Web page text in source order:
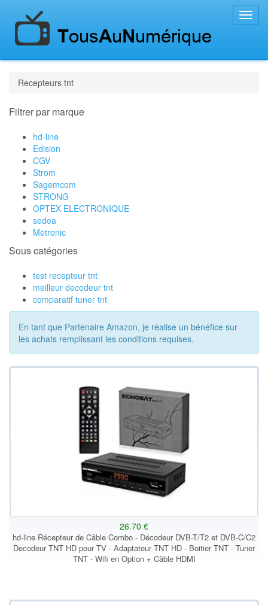
Recepteurs tnt
Filtrer par marque
hd-line
Edision
CGV
Strom
Sagemcom
STRONG
OPTEX ELECTRONIQUE
sedea
Metronic
Sous catégories
test recepteur tnt
meilleur decodeur tnt
comparatif tuner tnt
En tant que Partenaire Amazon, je réalise un bénéfice sur
les achats remplissant les conditions requises.
26.70 €
hd-line Récepteur de Câble Combo - Décodeur DVB-T/T2 et DVB-C/C2
Decodeur TNT HD pour TV - Adaptateur TNT HD - Boitier TNT - Tuner
TNT - Wifi en Option + Câble HDMI